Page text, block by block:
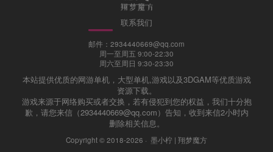
联系我们
邮件：2934440669@qq.com
周一至周五 9:00-22:30
周六至周日 9:30-23:30
本站提供优质的网游单机，大型单机,游戏以及3DGAM等优质游戏
资源下载。
游戏来源于网络购买或者交换，若有侵犯到您的权益，我们十分抱
歉，请您来信（2934440669@qq.com）告知，收到来信2小时内
删除相关信息。
Copyright © 2018-2026 · 墨小柠 | 翔梦魔方